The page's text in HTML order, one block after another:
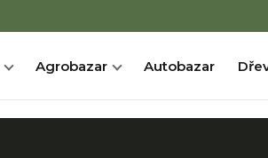
Agrobazar Autobazar